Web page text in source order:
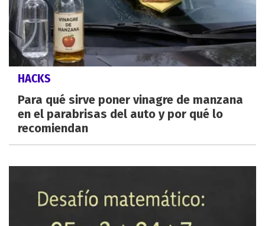
HACKS
Para qué sirve poner vinagre de manzana
en el parabrisas del auto y por qué lo
recomiendan